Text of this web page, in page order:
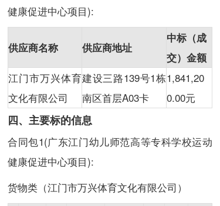
健康促进中心项目):
供应商名称 供应商地址
中标（成
交）金额
江门市万兴体育
文化有限公司
建设三路139号1栋
南区首层A03卡
1,841,20
0.00元
四、主要标的信息
合同包1(广东江门幼儿师范高等专科学校运动
健康促进中心项目):
货物类（江门市万兴体育文化有限公司）